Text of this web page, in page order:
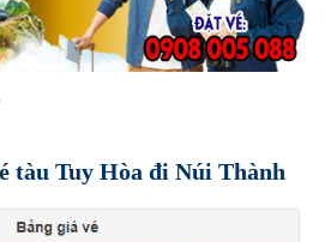
tàu Tuy Hòa đi Núi Thành